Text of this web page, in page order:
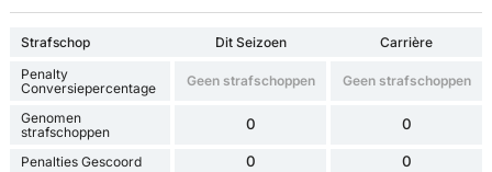
Strafschop Dit Seizoen
Carrière
Penalty
Conversiepercentage
Geen strafschoppen Geen strafschoppen
Genomen
strafschoppen
0 0
Penalties Gescoord 0 0